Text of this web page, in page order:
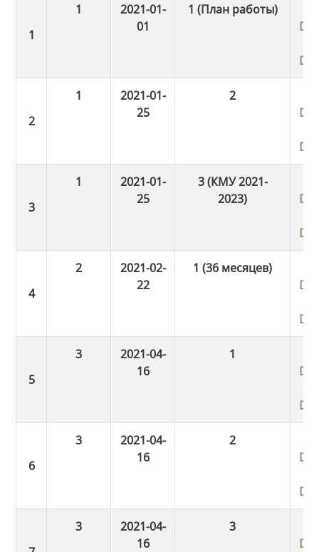
1
2021-01-
01
1 (План работы)
1
2021-01-
25
2
1
2021-01-
25
3 (КМУ 2021-
2023)
2
2021-02-
22
1 (36 месяцев)
3
2021-04-
16
1
3
2021-04-
16
2
3
2021-04-
16
3